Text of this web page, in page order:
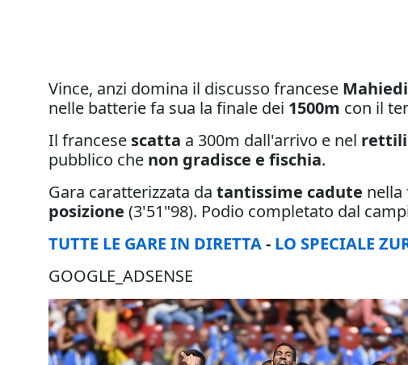
Vince, anzi domina il discusso francese
nelle batterie fa sua la finale dei 1500m con il
Il francese scatta a 300m dall'arrivo e nel
pubblico che non gradisce e fischia.
Gara caratterizzata da tantissime cadute nella
posizione (3'51"98). Podio completato dal
TUTTE LE GARE IN DIRETTA- LO SPECIALE
GOOGLE_ADSENSE